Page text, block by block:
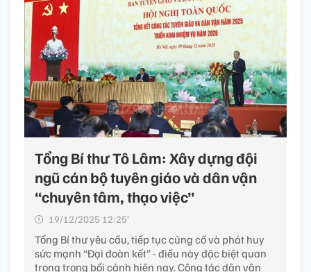
Tổng Bí thư Tô Lâm: Xây dựng đội
ngũ cán bộ tuyên giáo và dân vận
“chuyên tâm, thạo việc”
19/12/2025 12:25’
Tổng Bí thư yêu cầu, tiếp tục củng cố và phát huy
sức mạnh “Đại đoàn kết” - điều này đặc biệt quan
trọng trong bối cảnh hiện nay. Công tác dân vận